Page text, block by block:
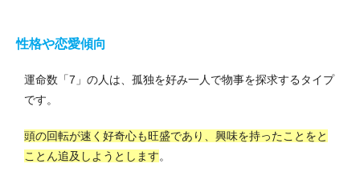
性格や恋愛傾向
運命数「7」の人は、孤独を好み一人で物事を探求するタイプ
です。
頭の回転が速く好奇心も旺盛であり、興味を持ったことをと
ことん追及しようとします。